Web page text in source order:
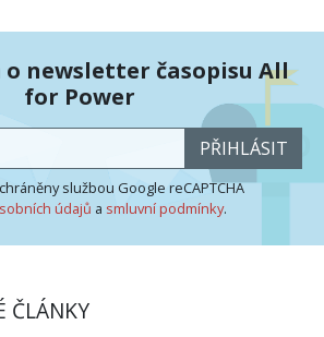
o newsletter časopisu All
for Power
PŘIHLÁSIT
službou Google reCAPTCHA
údajů a smluvní podmínky.
ČLÁNKY